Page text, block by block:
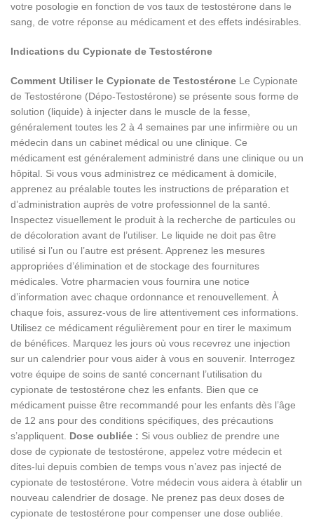
votre posologie en fonction de vos taux de testostérone dans le
sang, de votre réponse au médicament et des effets indésirables.
Indications du Cypionate de Testostérone
Comment Utiliser le Cypionate de Testostérone Le Cypionate
de Testostérone (Dépo-Testostérone) se présente sous forme de
solution (liquide) à injecter dans le muscle de la fesse,
généralement toutes les 2 à 4 semaines par une infirmière ou un
médecin dans un cabinet médical ou une clinique. Ce
médicament est généralement administré dans une clinique ou un
hôpital. Si vous vous administrez ce médicament à domicile,
apprenez au préalable toutes les instructions de préparation et
d’administration auprès de votre professionnel de la santé.
Inspectez visuellement le produit à la recherche de particules ou
de décoloration avant de l’utiliser. Le liquide ne doit pas être
utilisé si l’un ou l’autre est présent. Apprenez les mesures
appropriées d’élimination et de stockage des fournitures
médicales. Votre pharmacien vous fournira une notice
d’information avec chaque ordonnance et renouvellement. À
chaque fois, assurez-vous de lire attentivement ces informations.
Utilisez ce médicament régulièrement pour en tirer le maximum
de bénéfices. Marquez les jours où vous recevrez une injection
sur un calendrier pour vous aider à vous en souvenir. Interrogez
votre équipe de soins de santé concernant l’utilisation du
cypionate de testostérone chez les enfants. Bien que ce
médicament puisse être recommandé pour les enfants dès l’âge
de 12 ans pour des conditions spécifiques, des précautions
s’appliquent. Dose oubliée : Si vous oubliez de prendre une
dose de cypionate de testostérone, appelez votre médecin et
dites-lui depuis combien de temps vous n’avez pas injecté de
cypionate de testostérone. Votre médecin vous aidera à établir un
nouveau calendrier de dosage. Ne prenez pas deux doses de
cypionate de testostérone pour compenser une dose oubliée.